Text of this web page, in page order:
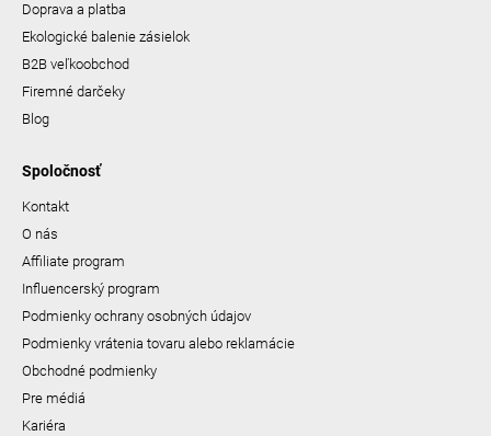
Doprava a platba
Ekologické balenie zásielok
B2B veľkoobchod
Firemné darčeky
Blog
Spoločnosť
Kontakt
O nás
Affiliate program
Influencerský program
Podmienky ochrany osobných údajov
Podmienky vrátenia tovaru alebo reklamácie
Obchodné podmienky
Pre médiá
Kariéra